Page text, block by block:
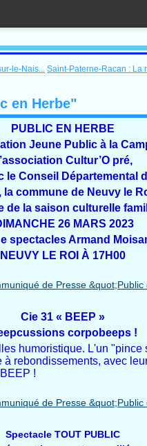
le-Nais... Saint-Paterne-Racan : La
en Herbe"
PUBLIC EN HERBE
Jeune Public à la
Cultur’O pré,
le Conseil Départemental
la commune de Neuvy le
de la saison culturelle
26 MARS 2023
spectacles Armand
NEUVY LE ROI À 17H00
Cie 31 « BEEP »
corpobeeps !
humoristique. L'un
rebondissements, avec
!
Spectacle TOUT PUBLIC